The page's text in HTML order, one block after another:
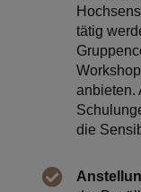
tätig
anbieten.
die